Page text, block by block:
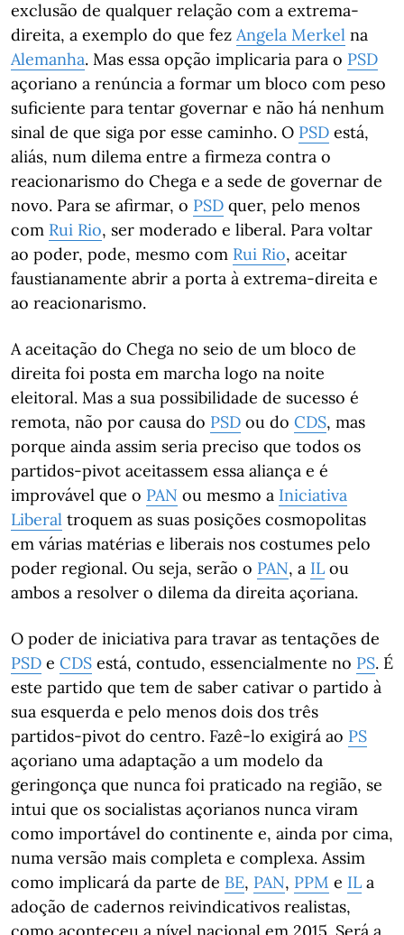
exclusão de qualquer relação com a extrema-
direita, a exemplo do que fez Angela Merkel na
Alemanha. Mas essa opção implicaria para o PSD
açoriano a renúncia a formar um bloco com peso
suficiente para tentar governar e não há nenhum
sinal de que siga por esse caminho. O PSD está,
aliás, num dilema entre a firmeza contra o
reacionarismo do Chega e a sede de governar de
novo. Para se afirmar, o PSD quer, pelo menos
com Rui Rio, ser moderado e liberal. Para voltar
ao poder, pode, mesmo com Rui Rio, aceitar
faustianamente abrir a porta à extrema-direita e
ao reacionarismo.
A aceitação do Chega no seio de um bloco de
direita foi posta em marcha logo na noite
eleitoral. Mas a sua possibilidade de sucesso é
remota, não por causa do PSD ou do CDS, mas
porque ainda assim seria preciso que todos os
partidos-pivot aceitassem essa aliança e é
improvável que o PAN ou mesmo a Iniciativa
Liberal troquem as suas posições cosmopolitas
em várias matérias e liberais nos costumes pelo
poder regional. Ou seja, serão o PAN, a IL ou
ambos a resolver o dilema da direita açoriana.
O poder de iniciativa para travar as tentações de
PSD e CDS está, contudo, essencialmente no PS. É
este partido que tem de saber cativar o partido à
sua esquerda e pelo menos dois dos três
partidos-pivot do centro. Fazê-lo exigirá ao PS
açoriano uma adaptação a um modelo da
geringonça que nunca foi praticado na região, se
intui que os socialistas açorianos nunca viram
como importável do continente e, ainda por cima,
numa versão mais completa e complexa. Assim
como implicará da parte de BE, PAN, PPM e IL a
adoção de cadernos reivindicativos realistas,